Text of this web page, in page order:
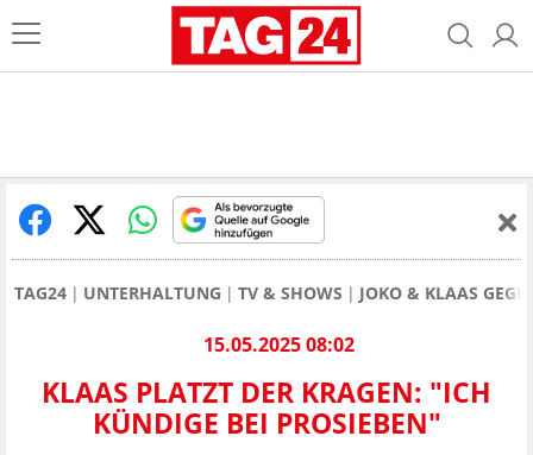
TAG24 UNTERHALTUNG TV & SHOWS JOKO & KLAAS
15.05.2025 08:02
KLAAS PLATZT DER KRAGEN: "ICH
KÜNDIGE BEI PROSIEBEN"